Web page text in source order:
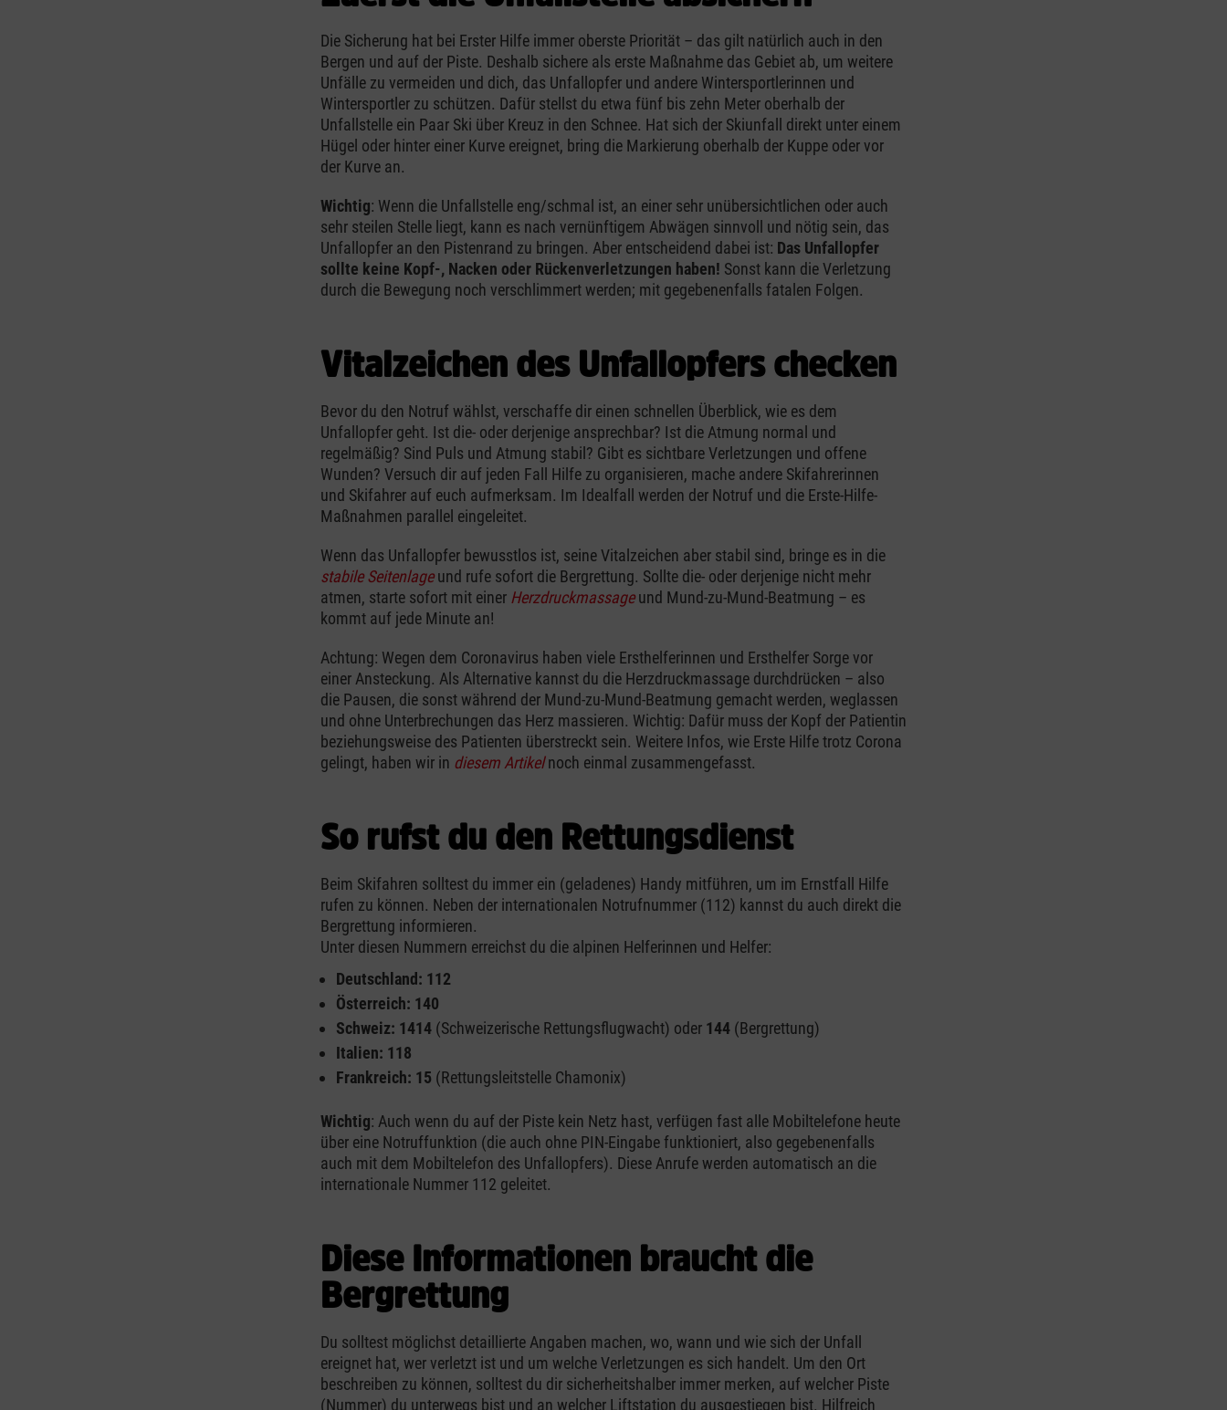
Die Sicherung hat bei Erster Hilfe immer oberste Priorität – das gilt natürlich auch in den
Bergen und auf der Piste. Deshalb sichere als erste Maßnahme das Gebiet ab, um weitere
Unfälle zu vermeiden und dich, das Unfallopfer und andere Wintersportlerinnen und
Wintersportler zu schützen. Dafür stellst du etwa fünf bis zehn Meter oberhalb der
Unfallstelle ein Paar Ski über Kreuz in den Schnee. Hat sich der Skiunfall direkt unter einem
Hügel oder hinter einer Kurve ereignet, bring die Markierung oberhalb der Kuppe oder vor
der Kurve an.
Wichtig: Wenn die Unfallstelle eng/schmal ist, an einer sehr unübersichtlichen oder auch
sehr steilen Stelle liegt, kann es nach vernünftigem Abwägen sinnvoll und nötig sein, das
Unfallopfer an den Pistenrand zu bringen. Aber entscheidend dabei ist: Das Unfallopfer
sollte keine Kopf-, Nacken oder Rückenverletzungen haben! Sonst kann die Verletzung
durch die Bewegung noch verschlimmert werden; mit gegebenenfalls fatalen Folgen.
Vitalzeichen des Unfallopfers checken
Bevor du den Notruf wählst, verschaffe dir einen schnellen Überblick, wie es dem
Unfallopfer geht. Ist die- oder derjenige ansprechbar? Ist die Atmung normal und
regelmäßig? Sind Puls und Atmung stabil? Gibt es sichtbare Verletzungen und offene
Wunden? Versuch dir auf jeden Fall Hilfe zu organisieren, mache andere Skifahrerinnen
und Skifahrer auf euch aufmerksam. Im Idealfall werden der Notruf und die Erste-Hilfe-
Maßnahmen parallel eingeleitet.
Wenn das Unfallopfer bewusstlos ist, seine Vitalzeichen aber stabil sind, bringe es in die
stabile Seitenlageund rufe sofort die Bergrettung. Sollte die- oder derjenige nicht mehr
atmen, starte sofort mit einer Herzdruckmassageund Mund-zu-Mund-Beatmung – es
kommt auf jede Minute an!
Achtung: Wegen dem Coronavirus haben viele Ersthelferinnen und Ersthelfer Sorge vor
einer Ansteckung. Als Alternative kannst du die Herzdruckmassage durchdrücken – also
die Pausen, die sonst während der Mund-zu-Mund-Beatmung gemacht werden, weglassen
und ohne Unterbrechungen das Herz massieren. Wichtig: Dafür muss der Kopf der Patientin
beziehungsweise des Patienten überstreckt sein. Weitere Infos, wie Erste Hilfe trotz Corona
gelingt, haben wir in diesem Artikelnoch einmal zusammengefasst.
So rufst du den Rettungsdienst
Beim Skifahren solltest du immer ein (geladenes) Handy mitführen, um im Ernstfall Hilfe
rufen zu können. Neben der internationalen Notrufnummer (112) kannst du auch direkt die
Bergrettung informieren.
Unter diesen Nummern erreichst du die alpinen Helferinnen und Helfer:
Deutschland: 112
Österreich: 140
Schweiz: 1414 (Schweizerische Rettungsflugwacht) oder 144 (Bergrettung)
Italien: 118
Frankreich: 15 (Rettungsleitstelle Chamonix)
Wichtig: Auch wenn du auf der Piste kein Netz hast, verfügen fast alle Mobiltelefone heute
über eine Notruffunktion (die auch ohne PIN-Eingabe funktioniert, also gegebenenfalls
auch mit dem Mobiltelefon des Unfallopfers). Diese Anrufe werden automatisch an die
internationale Nummer 112 geleitet.
Diese Informationen braucht die
Bergrettung
Du solltest möglichst detaillierte Angaben machen, wo, wann und wie sich der Unfall
ereignet hat, wer verletzt ist und um welche Verletzungen es sich handelt. Um den Ort
beschreiben zu können, solltest du dir sicherheitshalber immer merken, auf welcher Piste
(Nummer) du unterwegs bist und an welcher Liftstation du ausgestiegen bist. Hilfreich